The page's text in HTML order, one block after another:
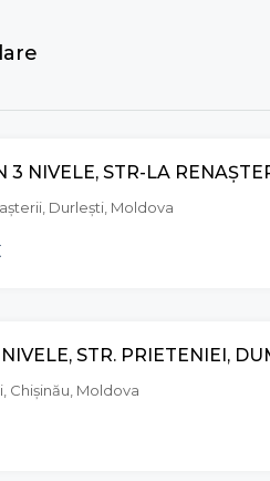
3 NIVELE, STR-LA
Durleşti, Moldova
STR. PRIETENIEI,
Chișinău, Moldova